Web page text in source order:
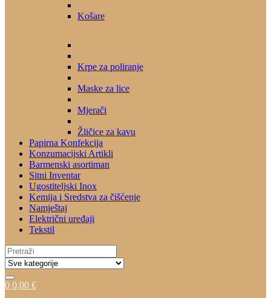
Košare
Krpe za poliranje
Maske za lice
Mjerači
Žličice za kavu
Papirna Konfekcija
Konzumacijski Artikli
Barmenski asortiman
Sitni Inventar
Ugostiteljski Inox
Kemija i Sredstva za čišćenje
Namještaj
Električni uređaji
Tekstil
Search
for:
0 0,00 €